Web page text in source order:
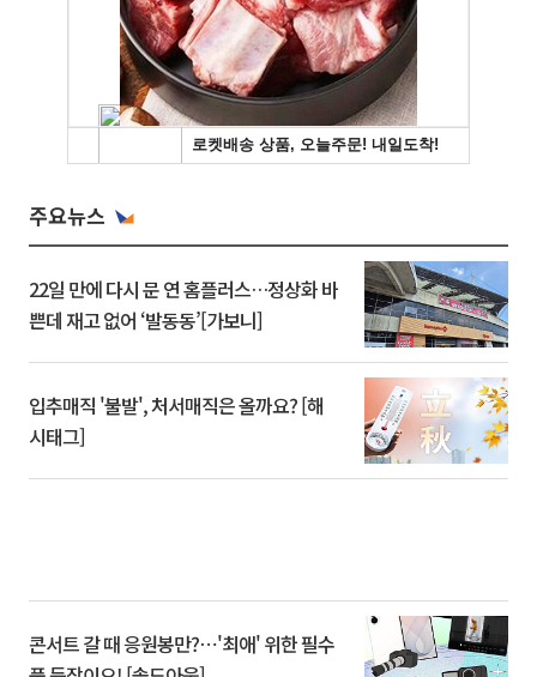
주요뉴스
22일 만에 다시 문 연 홈플러스…정상화 바
쁜데 재고 없어 ‘발동동’[가보니]
입추매직 '불발', 처서매직은 올까요? [해
시태그]
콘서트 갈 때 응원봉만?⋯'최애' 위한 필수